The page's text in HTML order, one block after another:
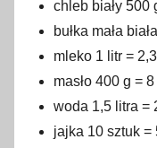
chleb biały 500
bułka mała
mleko 1 litr =
masło 400 g =
woda 1,5 litra =
jajka 10 sztuk =